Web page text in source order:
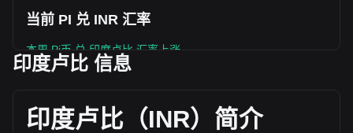
当前 PI 兑 INR 汇率
本周 Pi币 兑 印度卢比 汇率上涨
易量在过去 24 小时内变化了 -31.76% (₹-553,529,214.26
INR)。上一交易日， PI 的交易量是 ₹1,743,014,813.3。
印度卢比 信息
印度卢比（INR）简介